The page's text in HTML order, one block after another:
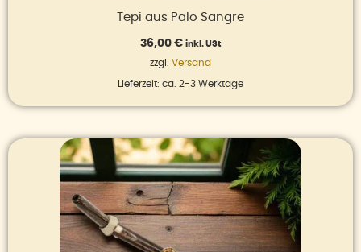
Tepi aus Palo Sangre
36,00 € inkl. USt
zzgl. Versand
Lieferzeit: ca. 2-3 Werktage